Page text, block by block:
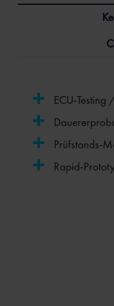
ECU-Testing
Prüfstands-
Rapid-